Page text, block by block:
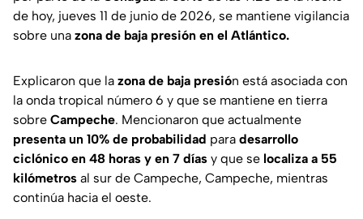
de hoy, jueves 11 de junio de 2026, se mantiene vigilancia
sobre una zona de baja presión en el Atlántico.
Explicaron que la zona de baja presión está asociada con
la onda tropical número 6 y que se mantiene en tierra
sobre Campeche. Mencionaron que actualmente
presenta un 10% de probabilidad para desarrollo
ciclónico en 48 horas y en 7 días y que se localiza a 55
kilómetros al sur de Campeche, Campeche, mientras
continúa hacia el oeste.